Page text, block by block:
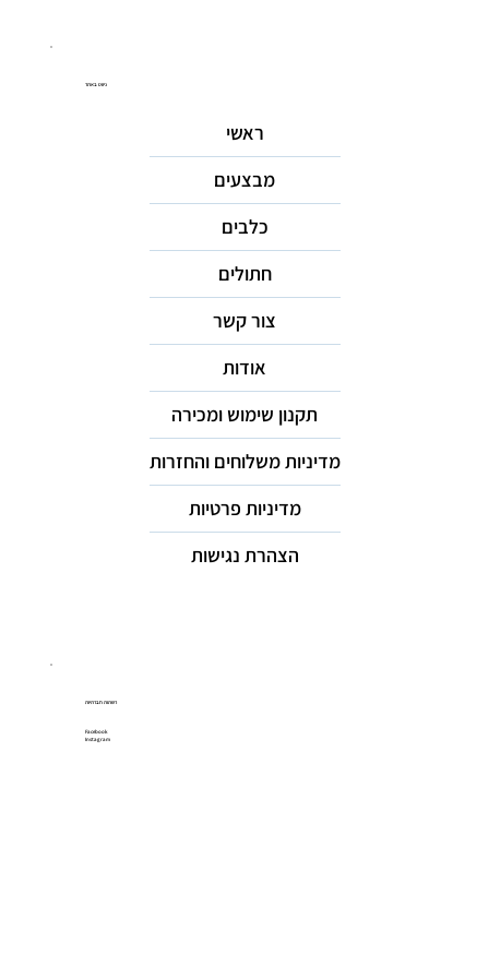
ניווט באתר
ראשי
מבצעים
כלבים
חתולים
צור קשר
אודות
תקנון שימוש ומכירה
מדיניות משלוחים והחזרות
מדיניות פרטיות
הצהרת נגישות
רשתות חברתיות
Facebook
Instagram